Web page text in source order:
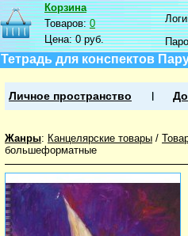
Корзина
Товаров:0
Цена:0 руб.
Тетрадь для конспектов
Личное пространство
Жанры: Канцелярские товары /
большеформатные